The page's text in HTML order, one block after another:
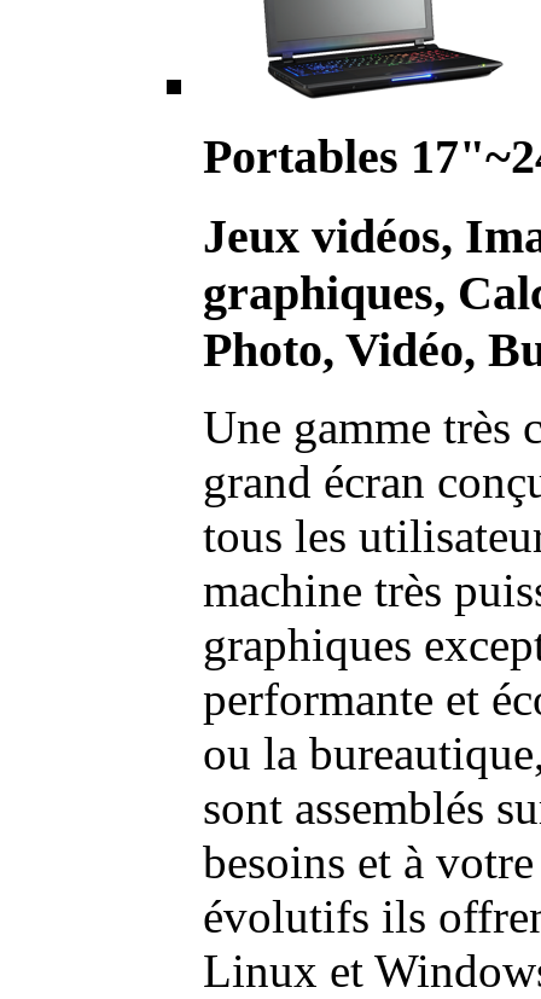
Portables
Jeux vidéos,
graphiques,
Photo, Vidéo,
Une gamme très
grand écran
tous les
machine très
graphiques
performante et
ou la
sont assemblés
besoins et à
évolutifs ils
Linux et